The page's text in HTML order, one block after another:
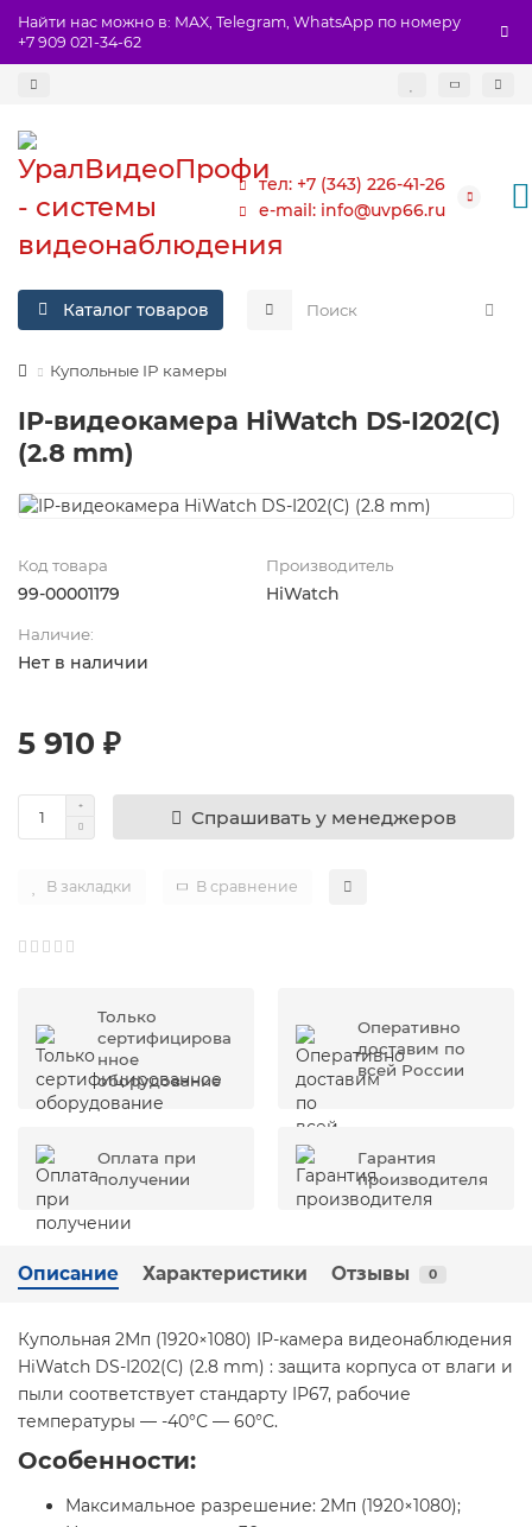
Найти нас можно в: MAX, Telegram, WhatsApp по номеру
+7 909 021-34-62
тел: +7 (343) 226-41-26
e-mail: info@uvp66.ru
Каталог товаров
Купольные IP камеры
IP-видеокамера HiWatch DS-I202(C)
(2.8 mm)
Код товара
99-00001179
Производитель
HiWatch
Наличие:
Нет в наличии
5 910 ₽
Спрашивать у менеджеров
В закладки В сравнение
Только
сертифицирова
нное
оборудование
Оперативно
доставим по
всей России
Оплата при
получении
Гарантия
производителя
Описание Характеристики Отзывы 0
Купольная 2Мп (1920×1080) IP-камера видеонаблюдения
HiWatch DS-I202(C) (2.8 mm) : защита корпуса от влаги и
пыли соответствует стандарту IP67, рабочие
температуры — -40°С — 60°С.
Особенности:
Максимальное разрешение: 2Мп (1920×1080);